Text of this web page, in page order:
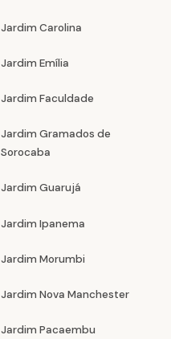
Jardim Carolina
Jardim Emília
Jardim Faculdade
Jardim Gramados de
Sorocaba
Jardim Guarujá
Jardim Ipanema
Jardim Morumbi
Jardim Nova Manchester
Jardim Pacaembu